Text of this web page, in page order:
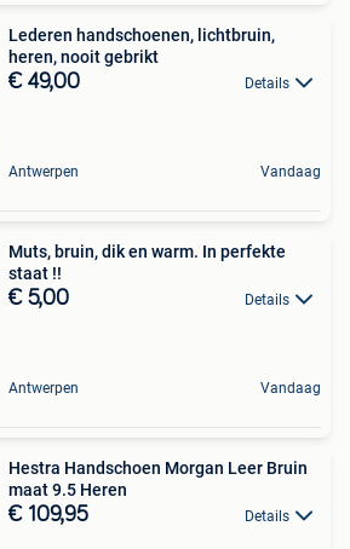
Lederen handschoenen, lichtbruin,
heren, nooit gebrikt
€ 49,00 Details
Antwerpen Vandaag
Muts, bruin, dik en warm. In perfekte
staat !!
€ 5,00 Details
Antwerpen Vandaag
Hestra Handschoen Morgan Leer Bruin
maat 9.5 Heren
€ 109,95 Details